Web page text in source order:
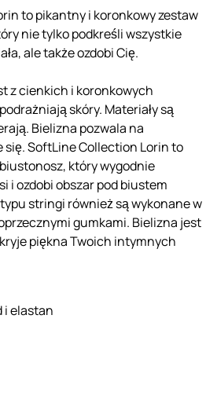
to pikantny i koronkowy zestaw
nie tylko podkreśli wszystkie
ale także ozdobi Cię.
z cienkich i koronkowych
skóry. Materiały są
Bielizna pozwala na
się. SoftLine Collection Lorin to
który wygodnie
i ozdobi obszar pod biustem
stringi również są wykonane w
gumkami. Bielizna jest
piękna Twoich intymnych
i elastan